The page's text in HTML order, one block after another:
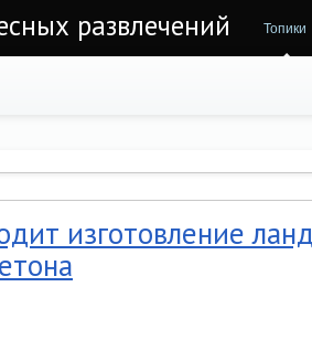
развлечений Топики
изготовление